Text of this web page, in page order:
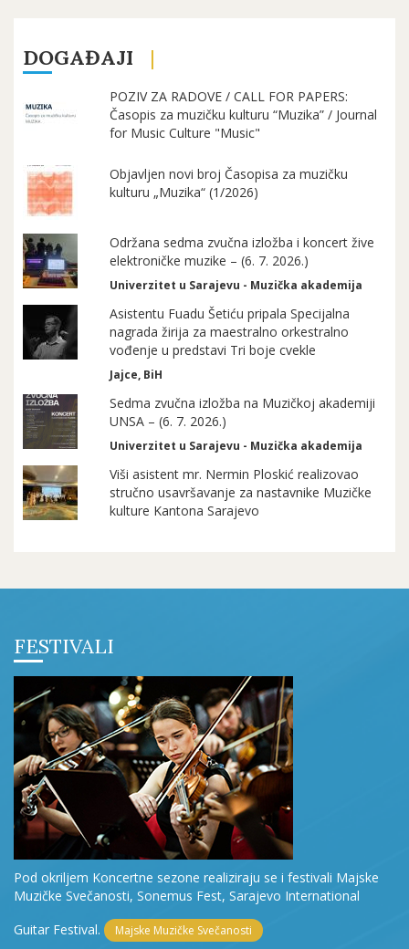
DOGAĐAJI
POZIV ZA RADOVE / CALL FOR PAPERS:
Časopis za muzičku kulturu “Muzika” / Journal
for Music Culture "Music"
Objavljen novi broj Časopisa za muzičku
kulturu „Muzika“ (1/2026)
Održana sedma zvučna izložba i koncert žive
elektroničke muzike – (6. 7. 2026.)
Univerzitet u Sarajevu - Muzička akademija
Asistentu Fuadu Šetiću pripala Specijalna
nagrada žirija za maestralno orkestralno
vođenje u predstavi Tri boje cvekle
Jajce, BiH
Sedma zvučna izložba na Muzičkoj akademiji
UNSA – (6. 7. 2026.)
Univerzitet u Sarajevu - Muzička akademija
Viši asistent mr. Nermin Ploskić realizovao
stručno usavršavanje za nastavnike Muzičke
kulture Kantona Sarajevo
FESTIVALI
Pod okriljem Koncertne sezone realiziraju se i festivali Majske
Muzičke Svečanosti, Sonemus Fest, Sarajevo International
Guitar Festival.
Majske Muzičke Svečanosti